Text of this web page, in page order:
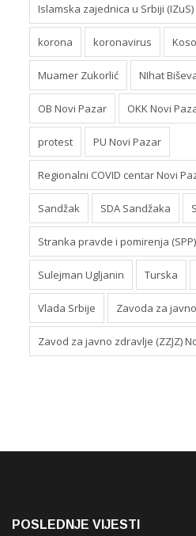
Islamska zajednica u Srbiji (IZuS)
korona koronavirus
Muamer Zukorlić NIhat
OB Novi Pazar OKK Novi
protest PU Novi Pazar
Regionalni COVID centar Novi
Sandžak SDA Sandžaka
Stranka pravde i pomirenja (SPP)
Sulejman Ugljanin Turska
Vlada Srbije Zavoda za
Zavod za javno zdravlje (ZZJZ)
POSLEDNJE VIJESTI